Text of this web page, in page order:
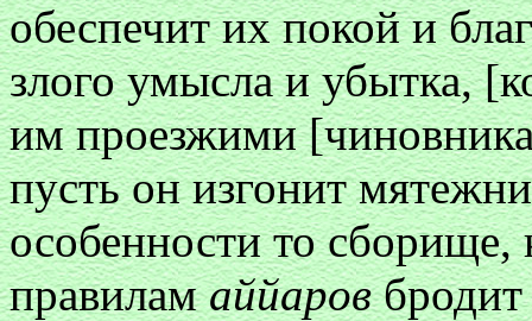
обеспечит их покой и
злого умысла и убытка,
им проезжими
пусть он изгонит
особенности то
правиламаййаровбродит